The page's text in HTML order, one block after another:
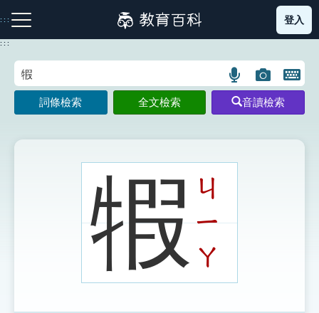
到
主
:::
注音索引圖示 筆畫索引圖示 部首索引表圖示
登入
:::
語
言
搜
示
圖
片
搜
開
鍵
圖
詞條檢索 全文檢索 音讀檢索
犌 ㄐ
ㄧ
ㄚ